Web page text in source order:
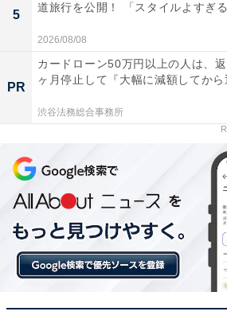
5
道旅行を公開！ 「スタイルよすぎ
2026/08/08
PR
カードローン50万円以上の人は、
ヶ月停止して『大幅に減額してか
渋谷法務総合事務所